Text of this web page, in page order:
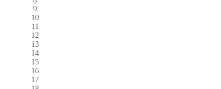
9
10
11
12
13
14
15
16
17